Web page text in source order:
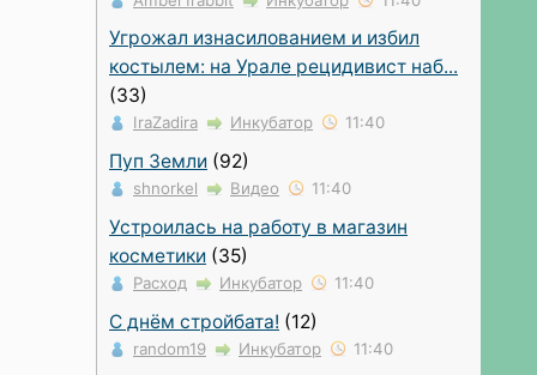
Угрожал изнасилованием и избил
костылем: на Урале рецидивист наб...
(33)
IraZadira Инкубатор 11:40
Пуп Земли (92)
shnorkel Видео 11:40
Устроилась на работу в магазин
косметики (35)
Расход Инкубатор 11:40
С днём стройбата! (12)
random19 Инкубатор 11:40